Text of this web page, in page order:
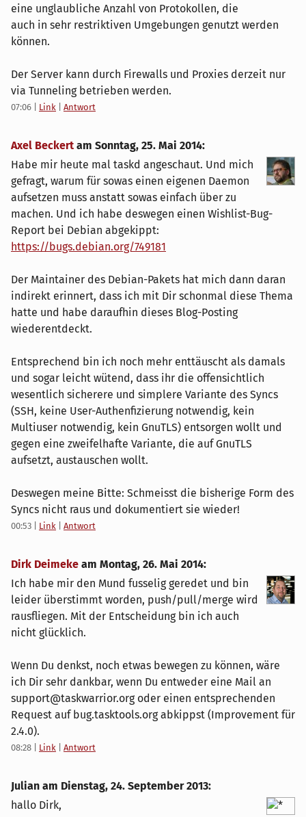
eine unglaubliche Anzahl von Protokollen, die
auch in sehr restriktiven Umgebungen genutzt werden
können.
Der Server kann durch Firewalls und Proxies derzeit nur
via Tunneling betrieben werden.
07:06 Link Antwort
Axel Beckert am Sonntag, 25. Mai 2014:
Habe mir heute mal taskd angeschaut. Und mich
gefragt, warum für sowas einen eigenen Daemon
aufsetzen muss anstatt sowas einfach über zu
machen. Und ich habe deswegen einen Wishlist-Bug-
Report bei Debian abgekippt:
https://bugs.debian.org/749181
Der Maintainer des Debian-Pakets hat mich dann daran
indirekt erinnert, dass ich mit Dir schonmal diese Thema
hatte und habe daraufhin dieses Blog-Posting
wiederentdeckt.
Entsprechend bin ich noch mehr enttäuscht als damals
und sogar leicht wütend, dass ihr die offensichtlich
wesentlich sicherere und simplere Variante des Syncs
(SSH, keine User-Authenfizierung notwendig, kein
Multiuser notwendig, kein GnuTLS) entsorgen wollt und
gegen eine zweifelhafte Variante, die auf GnuTLS
aufsetzt, austauschen wollt.
Deswegen meine Bitte: Schmeisst die bisherige Form des
Syncs nicht raus und dokumentiert sie wieder!
00:53 Link Antwort
Dirk Deimeke am Montag, 26. Mai 2014:
Ich habe mir den Mund fusselig geredet und bin
leider überstimmt worden, push/pull/merge wird
rausfliegen. Mit der Entscheidung bin ich auch
nicht glücklich.
Wenn Du denkst, noch etwas bewegen zu können, wäre
ich Dir sehr dankbar, wenn Du entweder eine Mail an
support@taskwarrior.org oder einen entsprechenden
Request auf bug.tasktools.org abkippst (Improvement für
2.4.0).
08:28 Link Antwort
Julian am Dienstag, 24. September 2013:
hallo Dirk,